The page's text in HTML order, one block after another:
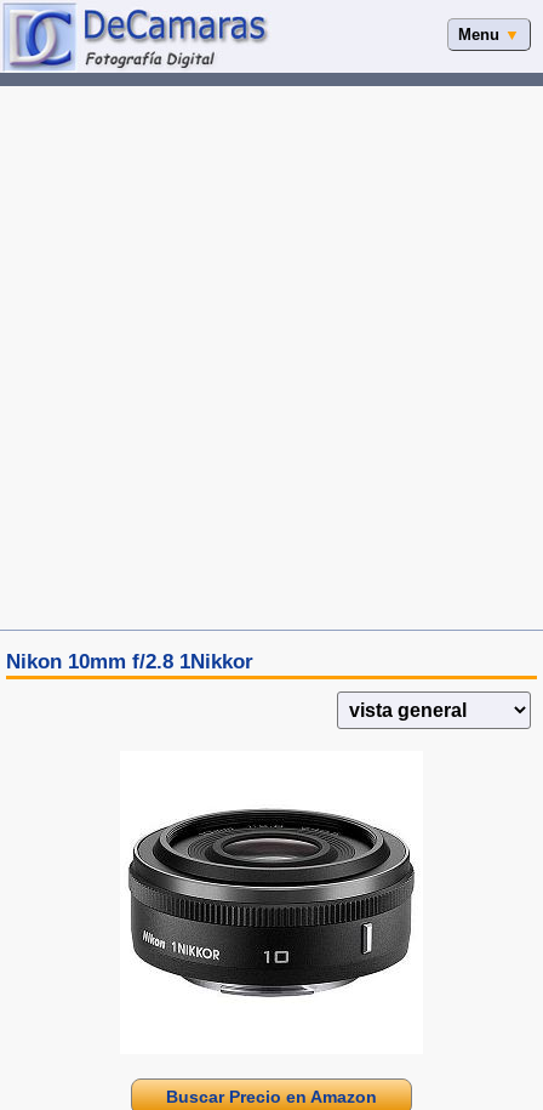
Menu ▼
Nikon 10mm f/2.8 1Nikkor
Buscar Precio en Amazon